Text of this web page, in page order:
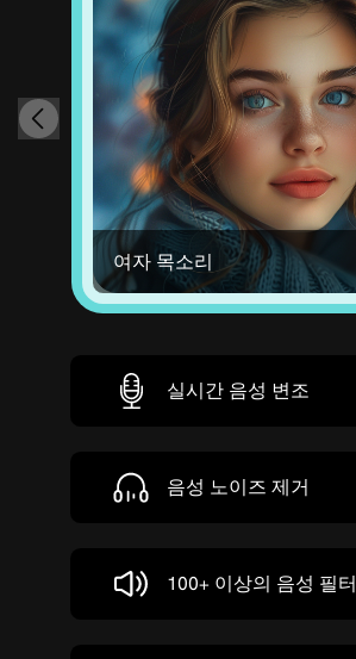
여자 목소리
실시간 음성 변조
음성 노이즈 제거
100+ 이상의 음성 필터